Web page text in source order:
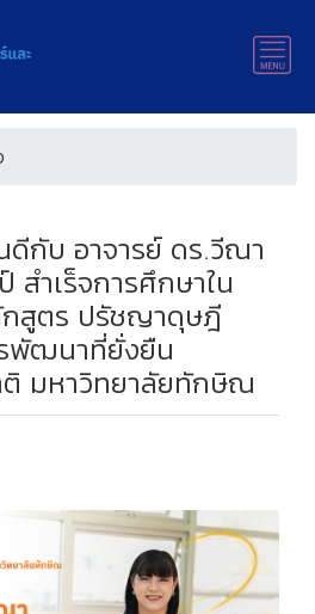
ดีกับ อาจารย์ ดร.วีณา
สำเร็จการศึกษาใน
สูตร ปรัชญาดุษฎี
พัฒนาที่ยั่งยืน
ติ มหาวิทยาลัยทักษิณ